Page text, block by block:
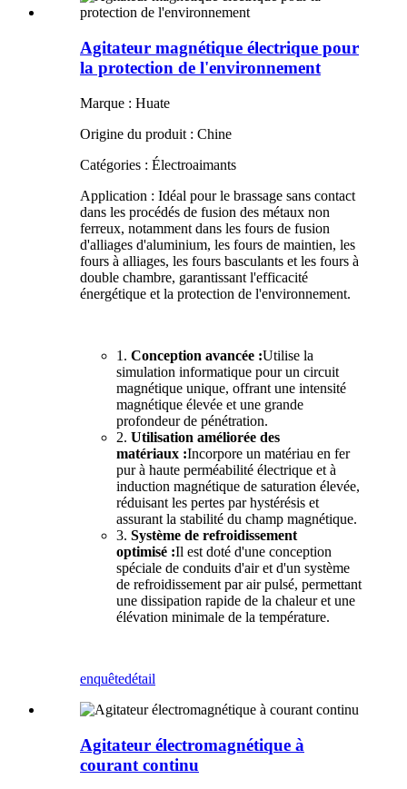
Agitateur magnétique électrique pour
la protection de l'environnement
Marque : Huate
Origine du produit : Chine
Catégories : Électroaimants
Application : Idéal pour le brassage sans contact
dans les procédés de fusion des métaux non
ferreux, notamment dans les fours de fusion
d'alliages d'aluminium, les fours de maintien, les
fours à alliages, les fours basculants et les fours à
double chambre, garantissant l'efficacité
énergétique et la protection de l'environnement.
1. Conception avancée :Utilise la
simulation informatique pour un circuit
magnétique unique, offrant une intensité
magnétique élevée et une grande
profondeur de pénétration.
2. Utilisation améliorée des
matériaux :Incorpore un matériau en fer
pur à haute perméabilité électrique et à
induction magnétique de saturation élevée,
réduisant les pertes par hystérésis et
assurant la stabilité du champ magnétique.
3. Système de refroidissement
optimisé :Il est doté d'une conception
spéciale de conduits d'air et d'un système
de refroidissement par air pulsé, permettant
une dissipation rapide de la chaleur et une
élévation minimale de la température.
enquêtedétail
Agitateur électromagnétique à
courant continu